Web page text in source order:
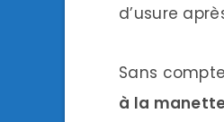
d’usure
Sans
à la